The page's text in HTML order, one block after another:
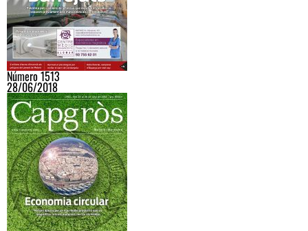
Número 1513
28/06/2018